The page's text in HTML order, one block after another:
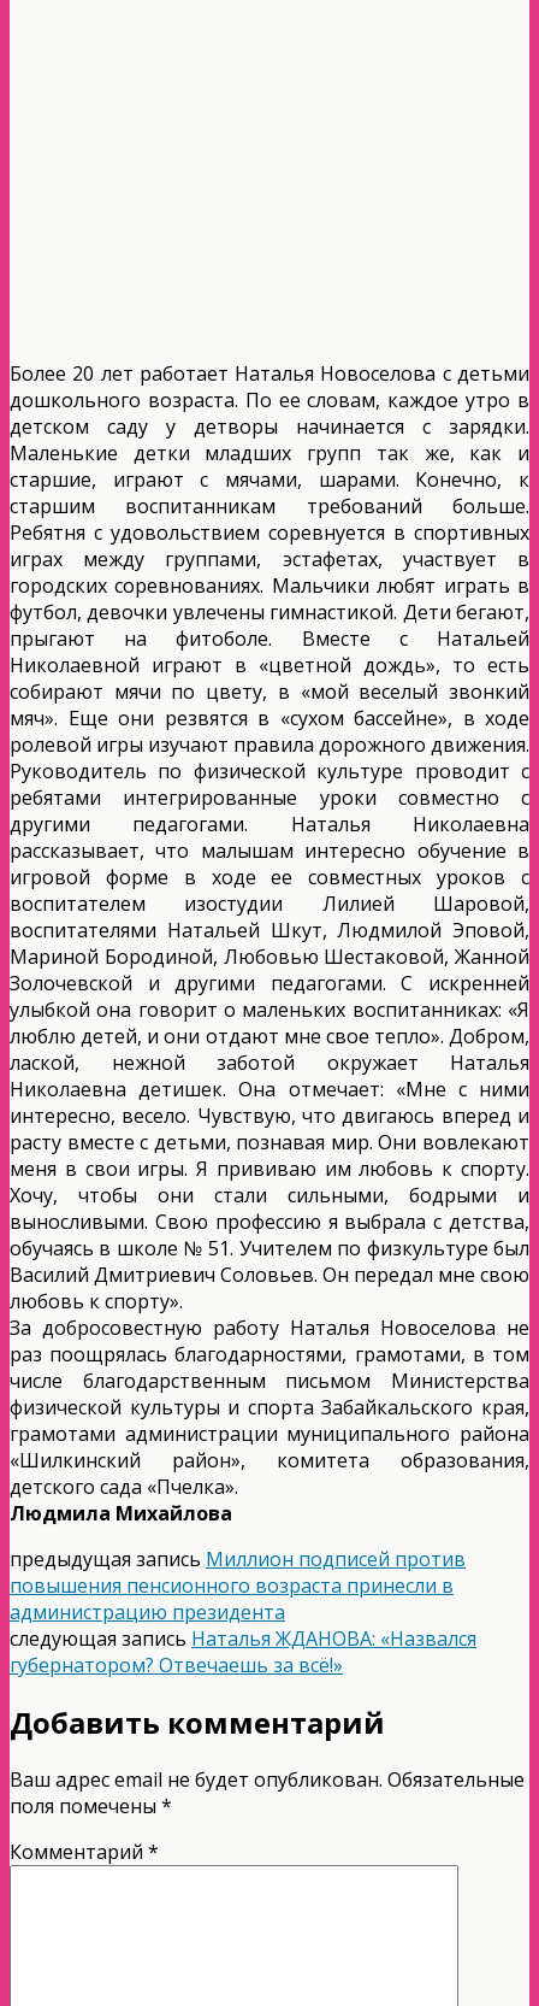
Более 20 лет работает Наталья Новоселова с детьми
дошкольного возраста. По ее словам, каждое утро в
детском саду у детворы начинается с зарядки.
Маленькие детки младших групп так же, как и
старшие, играют с мячами, шарами. Конечно, к
старшим воспитанникам требований больше.
Ребятня с удовольствием соревнуется в спортивных
играх между группами, эстафетах, участвует в
городских соревнованиях. Мальчики любят играть в
футбол, девочки увлечены гимнастикой. Дети бегают,
прыгают на фитоболе. Вместе с Натальей
Николаевной играют в «цветной дождь», то есть
собирают мячи по цвету, в «мой веселый звонкий
мяч». Еще они резвятся в «сухом бассейне», в ходе
ролевой игры изучают правила дорожного движения.
Руководитель по физической культуре проводит с
ребятами интегрированные уроки совместно с
другими педагогами. Наталья Николаевна
рассказывает, что малышам интересно обучение в
игровой форме в ходе ее совместных уроков с
воспитателем изостудии Лилией Шаровой,
воспитателями Натальей Шкут, Людмилой Эповой,
Мариной Бородиной, Любовью Шестаковой, Жанной
Золочевской и другими педагогами. С искренней
улыбкой она говорит о маленьких воспитанниках: «Я
люблю детей, и они отдают мне свое тепло». Добром,
лаской, нежной заботой окружает Наталья
Николаевна детишек. Она отмечает: «Мне с ними
интересно, весело. Чувствую, что двигаюсь вперед и
расту вместе с детьми, познавая мир. Они вовлекают
меня в свои игры. Я прививаю им любовь к спорту.
Хочу, чтобы они стали сильными, бодрыми и
выносливыми. Свою профессию я выбрала с детства,
обучаясь в школе № 51. Учителем по физкультуре был
Василий Дмитриевич Соловьев. Он передал мне свою
любовь к спорту».
За добросовестную работу Наталья Новоселова не
раз поощрялась благодарностями, грамотами, в том
числе благодарственным письмом Министерства
физической культуры и спорта Забайкальского края,
грамотами администрации муниципального района
«Шилкинский район», комитета образования,
детского сада «Пчелка».
Людмила Михайлова
предыдущая запись Миллион подписей против
повышения пенсионного возраста принесли в
администрацию президента
следующая запись Наталья ЖДАНОВА: «Назвался
губернатором? Отвечаешь за всё!»
Добавить комментарий
Ваш адрес email не будет опубликован. Обязательные
поля помечены *
Комментарий *